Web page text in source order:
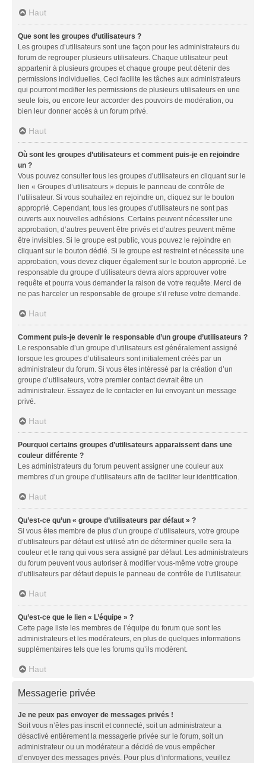
Haut
Que sont les groupes d’utilisateurs ?
Les groupes d’utilisateurs sont une façon pour les administrateurs du
forum de regrouper plusieurs utilisateurs. Chaque utilisateur peut
appartenir à plusieurs groupes et chaque groupe peut détenir des
permissions individuelles. Ceci facilite les tâches aux administrateurs
qui pourront modifier les permissions de plusieurs utilisateurs en une
seule fois, ou encore leur accorder des pouvoirs de modération, ou
bien leur donner accès à un forum privé.
Haut
Où sont les groupes d’utilisateurs et comment puis-je en rejoindre
un ?
Vous pouvez consulter tous les groupes d’utilisateurs en cliquant sur le
lien « Groupes d’utilisateurs » depuis le panneau de contrôle de
l’utilisateur. Si vous souhaitez en rejoindre un, cliquez sur le bouton
approprié. Cependant, tous les groupes d’utilisateurs ne sont pas
ouverts aux nouvelles adhésions. Certains peuvent nécessiter une
approbation, d’autres peuvent être privés et d’autres peuvent même
être invisibles. Si le groupe est public, vous pouvez le rejoindre en
cliquant sur le bouton dédié. Si le groupe est restreint et nécessite une
approbation, vous devez cliquer également sur le bouton approprié. Le
responsable du groupe d’utilisateurs devra alors approuver votre
requête et pourra vous demander la raison de votre requête. Merci de
ne pas harceler un responsable de groupe s’il refuse votre demande.
Haut
Comment puis-je devenir le responsable d’un groupe d’utilisateurs ?
Le responsable d’un groupe d’utilisateurs est généralement assigné
lorsque les groupes d’utilisateurs sont initialement créés par un
administrateur du forum. Si vous êtes intéressé par la création d’un
groupe d’utilisateurs, votre premier contact devrait être un
administrateur. Essayez de le contacter en lui envoyant un message
privé.
Haut
Pourquoi certains groupes d’utilisateurs apparaissent dans une
couleur différente ?
Les administrateurs du forum peuvent assigner une couleur aux
membres d’un groupe d’utilisateurs afin de faciliter leur identification.
Haut
Qu’est-ce qu’un « groupe d’utilisateurs par défaut » ?
Si vous êtes membre de plus d’un groupe d’utilisateurs, votre groupe
d’utilisateurs par défaut est utilisé afin de déterminer quelle sera la
couleur et le rang qui vous sera assigné par défaut. Les administrateurs
du forum peuvent vous autoriser à modifier vous-même votre groupe
d’utilisateurs par défaut depuis le panneau de contrôle de l’utilisateur.
Haut
Qu’est-ce que le lien « L’équipe » ?
Cette page liste les membres de l’équipe du forum que sont les
administrateurs et les modérateurs, en plus de quelques informations
supplémentaires tels que les forums qu’ils modèrent.
Haut
Messagerie privée
Je ne peux pas envoyer de messages privés !
Soit vous n’êtes pas inscrit et connecté, soit un administrateur a
désactivé entièrement la messagerie privée sur le forum, soit un
administrateur ou un modérateur a décidé de vous empêcher
d’envoyer des messages privés. Pour plus d’informations, veuillez